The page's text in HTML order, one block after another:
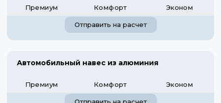
Премиум Комфорт Эконом
Отправить на расчет
Автомобильный навес из алюминия
Премиум Комфорт Эконом
Отправить на расчет